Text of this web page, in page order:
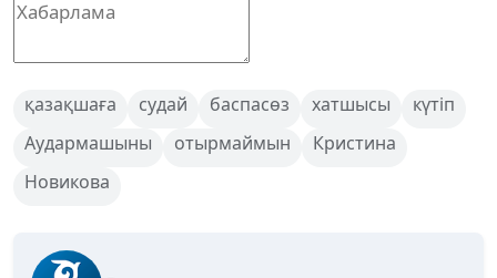
қазақшаға судай баспасөз хатшысы
күтіп
Аудармашыны
отырмаймын
Кристина
Новикова